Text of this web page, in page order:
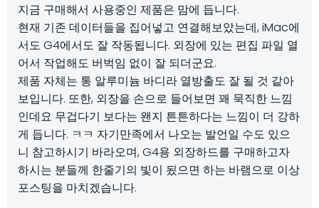
지금 구매해서 사용중인 제품은 맘에 듭니다.
현재 기존 데이터들을 집어넣고 연결해보았는데, iMac에
서도 G4에서도 잘 작동됩니다. 외장에 있는 편집 파일 열
어서 작업해도 버벅임 없이 잘 되더군요.
제품 자체는 통 알루미늄 바디라 열방출도 잘 될 것 같아
보입니다. 또한, 외장을 손으로 들어보면 꽤 묵직한 느낌
인데요 무겁다기 보다는 왠지 튼튼하다는 느낌이 더 강하
게 듭니다. ㅋㅋ 자기만족에서 나오는 발언일 수도 있으
니 참고하시기 바라오며, G4용 외장하드를 구매하고자
하시는 분들께 한줄기의 빛이 됬으면 하는 바램으로 이상
포스팅을 마치겠습니다.